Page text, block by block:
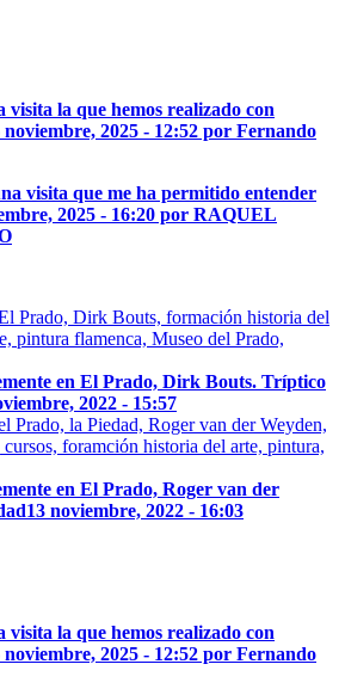
visita la que hemos realizado con
noviembre, 2025 - 12:52 por Fernando
visita que me ha permitido entender
2025 - 16:20 por RAQUEL
en El Prado, Dirk Bouts. Tríptico
2022 - 15:57
en El Prado, Roger van der
13 noviembre, 2022 - 16:03
visita la que hemos realizado con
noviembre, 2025 - 12:52 por Fernando